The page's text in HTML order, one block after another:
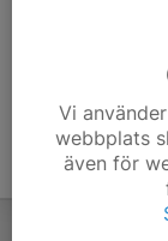
Vi
webbplats
även för